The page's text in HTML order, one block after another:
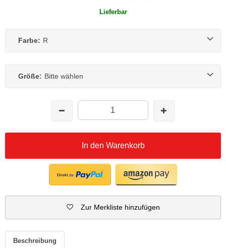
Lieferbar
Farbe: R
Größe: Bitte wählen
In den Warenkorb
Zur Merkliste hinzufügen
Beschreibung